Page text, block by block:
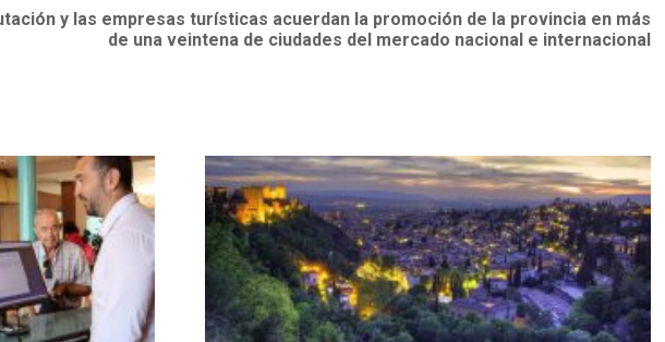
y las empresas turísticas acuerdan la promoción de la provincia en más
de una veintena de ciudades del mercado nacional e internacional